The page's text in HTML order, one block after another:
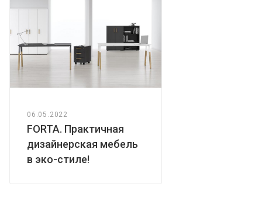
элементов - кромка ПВХ 2 мм. Регулируемые опоры
обеспечат столу устойчивость на неровном полу.
06.05.2022
FORTA. Практичная
дизайнерская мебель
в эко-стиле!